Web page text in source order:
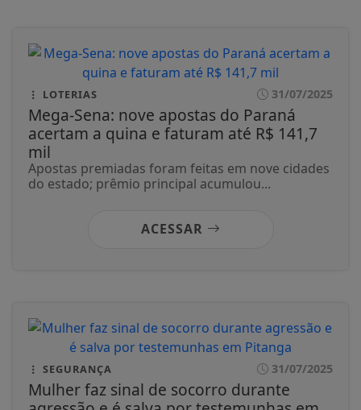
LOTERIAS 31/07/2025
Mega-Sena: nove apostas do Paraná
acertam a quina e faturam até R$ 141,7
mil
Apostas premiadas foram feitas em nove cidades
do estado; prêmio principal acumulou...
ACESSAR
SEGURANÇA 31/07/2025
Mulher faz sinal de socorro durante